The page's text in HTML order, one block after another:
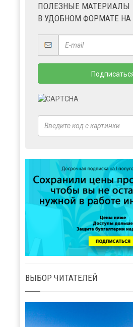
ПОЛЕЗНЫЕ МАТЕРИАЛЫ
В УДОБНОМ ФОРМАТЕ
ВЫБОР ЧИТАТЕЛЕЙ